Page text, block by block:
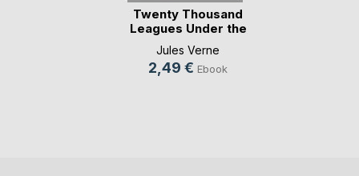
Twenty Thousand
Leagues Under the
Sea
Jules Verne
2,49 € Ebook